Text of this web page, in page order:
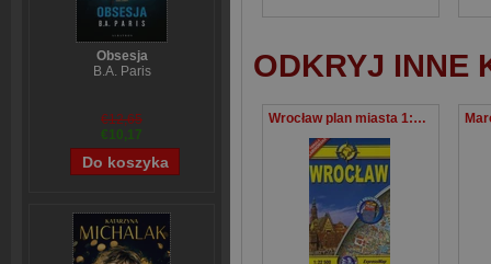
Obsesja
B.A. Paris
€12,65
€10,17
ODKRYJ INNE
Wrocław plan miasta 1:22 500 wersja kieszonkowa